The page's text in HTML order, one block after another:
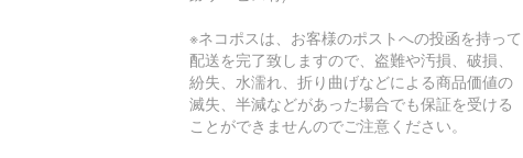
※ネコポスは、お客様のポストへの投函を持って
配送を完了致しますので、盗難や汚損、破損、
紛失、水濡れ、折り曲げなどによる商品価値の
滅失、半減などがあった場合でも保証を受ける
ことができませんのでご注意ください。